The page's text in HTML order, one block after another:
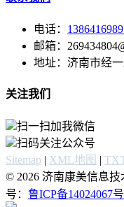
电话：
邮箱：
地址：济南市经
关注我们
扫一扫加我微信
扫码关注公众号
Sitemap | XML地图 |
© 2026 济南康美信息
号： 鲁ICP备14024067